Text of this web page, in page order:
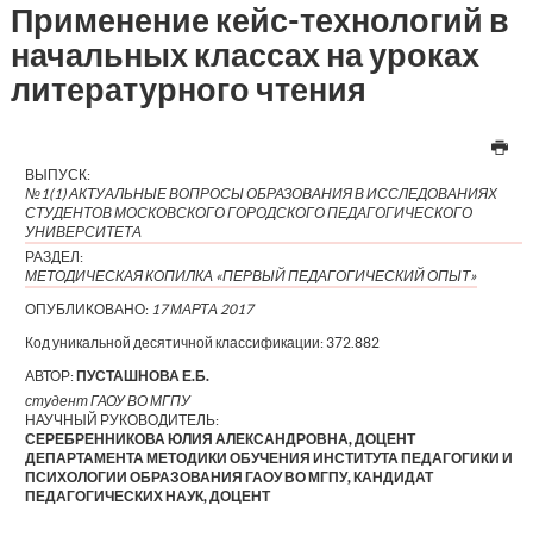
Применение кейс-технологий в
начальных классах на уроках
литературного чтения
ВЫПУСК:
№1(1) АКТУАЛЬНЫЕ ВОПРОСЫ ОБРАЗОВАНИЯ В ИССЛЕДОВАНИЯХ
СТУДЕНТОВ МОСКОВСКОГО ГОРОДСКОГО ПЕДАГОГИЧЕСКОГО
УНИВЕРСИТЕТА
РАЗДЕЛ:
МЕТОДИЧЕСКАЯ КОПИЛКА «ПЕРВЫЙ ПЕДАГОГИЧЕСКИЙ ОПЫТ»
ОПУБЛИКОВАНО: 17 МАРТА 2017
Код уникальной десятичной классификации: 372.882
АВТОР:ПУСТАШНОВА Е.Б.
студент ГАОУ ВО МГПУ
НАУЧНЫЙ РУКОВОДИТЕЛЬ:
СЕРЕБРЕННИКОВА ЮЛИЯ АЛЕКСАНДРОВНА, ДОЦЕНТ
ДЕПАРТАМЕНТА МЕТОДИКИ ОБУЧЕНИЯ ИНСТИТУТА ПЕДАГОГИКИ И
ПСИХОЛОГИИ ОБРАЗОВАНИЯ ГАОУ ВО МГПУ, КАНДИДАТ
ПЕДАГОГИЧЕСКИХ НАУК, ДОЦЕНТ